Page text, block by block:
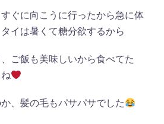
ぐに向こうに行ったから急に体
イは暑くて糖分欲するから
ご飯も美味しいから食べてた
、髪の毛もパサパサでした